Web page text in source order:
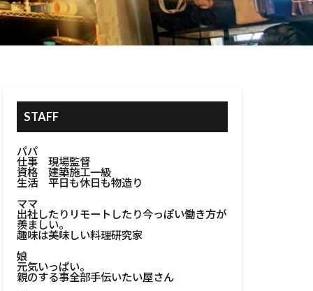
STAFF
パパ
仕事 現場監督
資格 建築施工一級
生活 平日も休日も物造り
ママ
出社したりリモートしたり今っぽい働き方が
羨ましい。
趣味は美味しい料理研究家
娘
元気いっぱい。
親のする事全部手伝いたい屋さん